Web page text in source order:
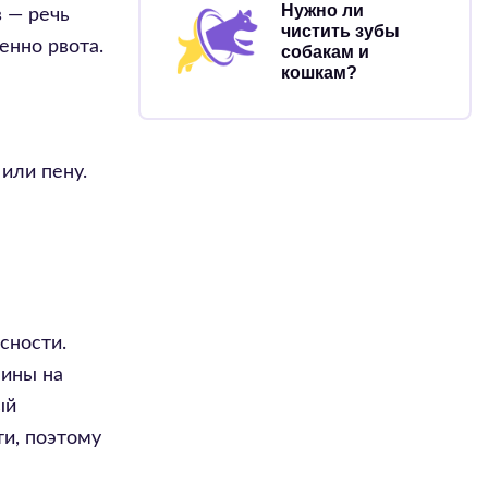
— речь
рвота.
пену.
на
поэтому
Нужно ли
чистить зубы
собакам и
кошкам?